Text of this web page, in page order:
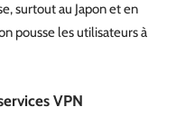
surtout au Japon et en
pousse les utilisateurs à
VPN